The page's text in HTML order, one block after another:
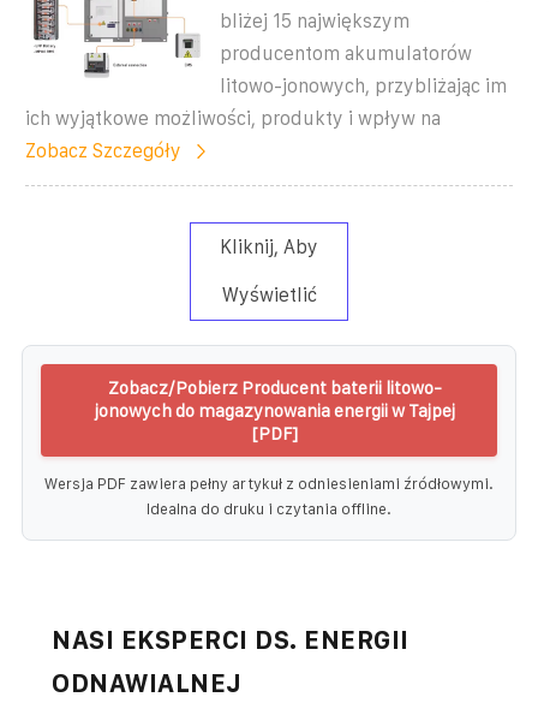
bliżej 15 największym
producentom akumulatorów
litowo-jonowych, przybliżając im
ich wyjątkowe możliwości, produkty i wpływ na
Zobacz Szczegóły
Kliknij, Aby
Wyświetlić
Zobacz/Pobierz Producent baterii litowo-
jonowych do magazynowania energii w Tajpej
[PDF]
Wersja PDF zawiera pełny artykuł z odniesieniami źródłowymi.
Idealna do druku i czytania offline.
NASI EKSPERCI DS. ENERGII
ODNAWIALNEJ